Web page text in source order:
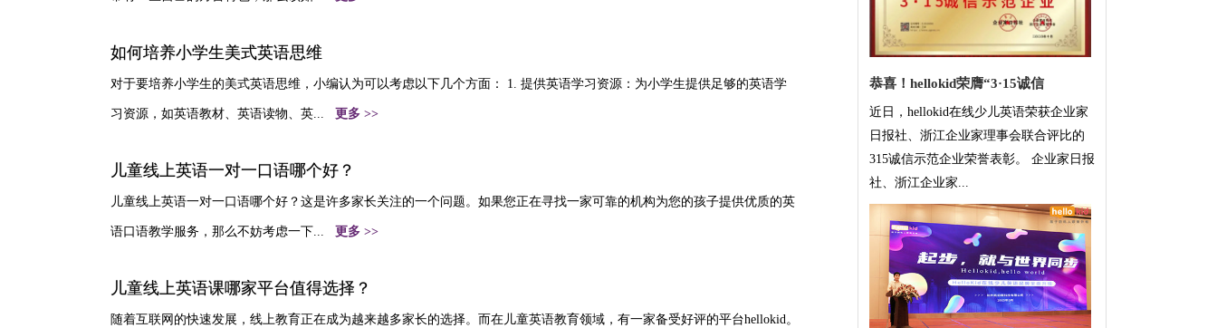
如何培养小学生美式英语思维
对于要培养小学生的美式英语思维，小编认为可以考虑以下几个方面： 1. 提供英语学习资源：为小学生提供足够的英语学
习资源，如英语教材、英语读物、英... 更多 >>
儿童线上英语一对一口语哪个好？
儿童线上英语一对一口语哪个好？这是许多家长关注的一个问题。如果您正在寻找一家可靠的机构为您的孩子提供优质的英
语口语教学服务，那么不妨考虑一下... 更多 >>
儿童线上英语课哪家平台值得选择？
随着互联网的快速发展，线上教育正在成为越来越多家长的选择。而在儿童英语教育领域，有一家备受好评的平台hellokid。
恭喜！hellokid荣膺“3·15诚信
近日，hellokid在线少儿英语荣获企业家
日报社、浙江企业家理事会联合评比的
315诚信示范企业荣誉表彰。 企业家日报
社、浙江企业家...